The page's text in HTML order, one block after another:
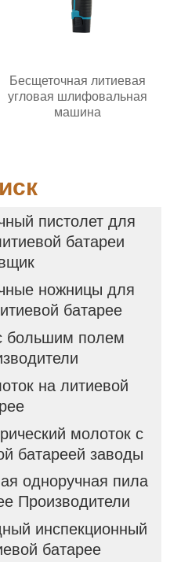
Бесщеточная литиевая
угловая шлифовальная
машина
пистолет для
батареи
ножницы для
батарее
большим полем
на литиевой
молоток с
батареей заводы
одноручная пила
Производители
инспекционный
батарее